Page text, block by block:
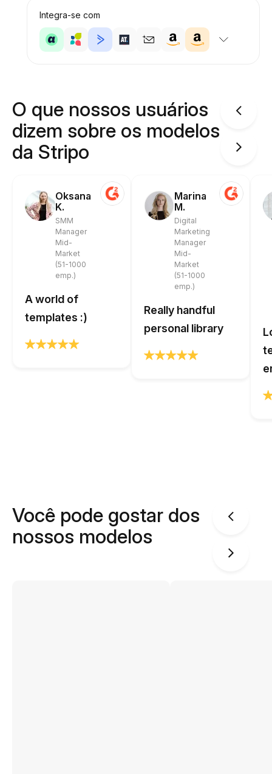
Integra-se com
O que nossos usuários
dizem sobre os modelos
da Stripo
Oksana
K.
SMM
Manager
Mid-
Market
(51-1000
emp.)
A world of
templates :)
Marina
M.
Digital
Marketing
Manager
Mid-
Market
(51-1000
emp.)
Really handful
personal library
Você pode gostar dos
nossos modelos